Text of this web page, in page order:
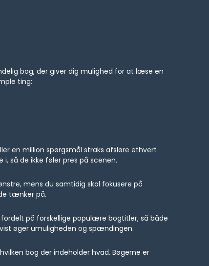
bog, der giver dig mulighed for at læse en
ting:
en million spørgsmål straks afsløre ethvert
så de ikke føler pres på scenen.
mens du samtidig skal fokusere på
tænker på.
på forskellige populære bogtitler, så både
øger umuligheden og spændingen.
bog der indeholder hvad. Bøgerne er